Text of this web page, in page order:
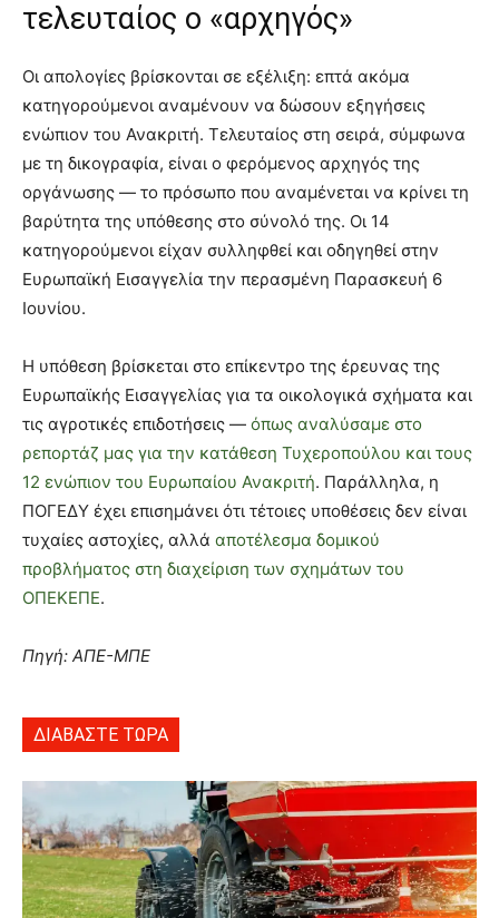
τελευταίος ο «αρχηγός»
Οι απολογίες βρίσκονται σε εξέλιξη: επτά ακόμα
κατηγορούμενοι αναμένουν να δώσουν εξηγήσεις
ενώπιον του Ανακριτή. Τελευταίος στη σειρά, σύμφωνα
με τη δικογραφία, είναι ο φερόμενος αρχηγός της
οργάνωσης — το πρόσωπο που αναμένεται να κρίνει τη
βαρύτητα της υπόθεσης στο σύνολό της. Οι 14
κατηγορούμενοι είχαν συλληφθεί και οδηγηθεί στην
Ευρωπαϊκή Εισαγγελία την περασμένη Παρασκευή 6
Ιουνίου.
Η υπόθεση βρίσκεται στο επίκεντρο της έρευνας της
Ευρωπαϊκής Εισαγγελίας για τα οικολογικά σχήματα και
τις αγροτικές επιδοτήσεις — όπως αναλύσαμε στο
ρεπορτάζ μας για την κατάθεση Τυχεροπούλου και τους
12 ενώπιον του Ευρωπαίου Ανακριτή. Παράλληλα, η
ΠΟΓΕΔΥ έχει επισημάνει ότι τέτοιες υποθέσεις δεν είναι
τυχαίες αστοχίες, αλλά αποτέλεσμα δομικού
προβλήματος στη διαχείριση των σχημάτων του
ΟΠΕΚΕΠΕ.
Πηγή: ΑΠΕ-ΜΠΕ
ΔΙΑΒΑΣΤΕ ΤΩΡΑ